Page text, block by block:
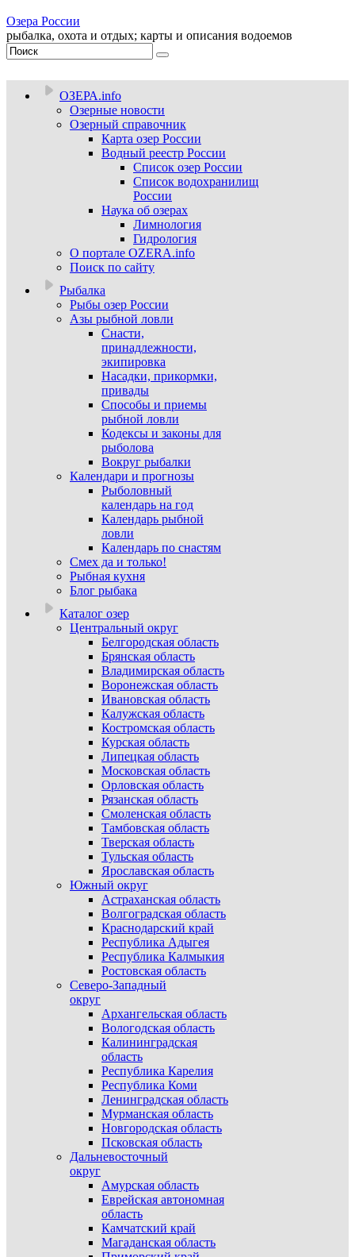
Озера России
рыбалка, охота и отдых; карты и описания водоемов
ОЗЕРА.info
Озерные новости
Озерный справочник
Карта озер России
Водный реестр России
Список озер России
Список водохранилищ
России
Наука об озерах
Лимнология
Гидрология
О портале OZERA.info
Поиск по сайту
Рыбалка
Рыбы озер России
Азы рыбной ловли
Снасти,
принадлежности,
экипировка
Насадки, прикормки,
привады
Способы и приемы
рыбной ловли
Кодексы и законы для
рыболова
Вокруг рыбалки
Календари и прогнозы
Рыболовный
календарь на год
Календарь рыбной
ловли
Календарь по снастям
Смех да и только!
Рыбная кухня
Блог рыбака
Каталог озер
Центральный округ
Белгородская область
Брянская область
Владимирская область
Воронежская область
Ивановская область
Калужская область
Костромская область
Курская область
Липецкая область
Московская область
Орловская область
Рязанская область
Смоленская область
Тамбовская область
Тверская область
Тульская область
Ярославская область
Южный округ
Астраханская область
Волгоградская область
Краснодарский край
Республика Адыгея
Республика Калмыкия
Ростовская область
Северо-Западный
округ
Архангельская область
Вологодская область
Калининградская
область
Республика Карелия
Республика Коми
Ленинградская область
Мурманская область
Новгородская область
Псковская область
Дальневосточный
округ
Амурская область
Еврейская автономная
область
Камчатский край
Магаданская область